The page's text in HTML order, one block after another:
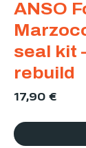
ANSO
seal kit
rebuild
17,90€